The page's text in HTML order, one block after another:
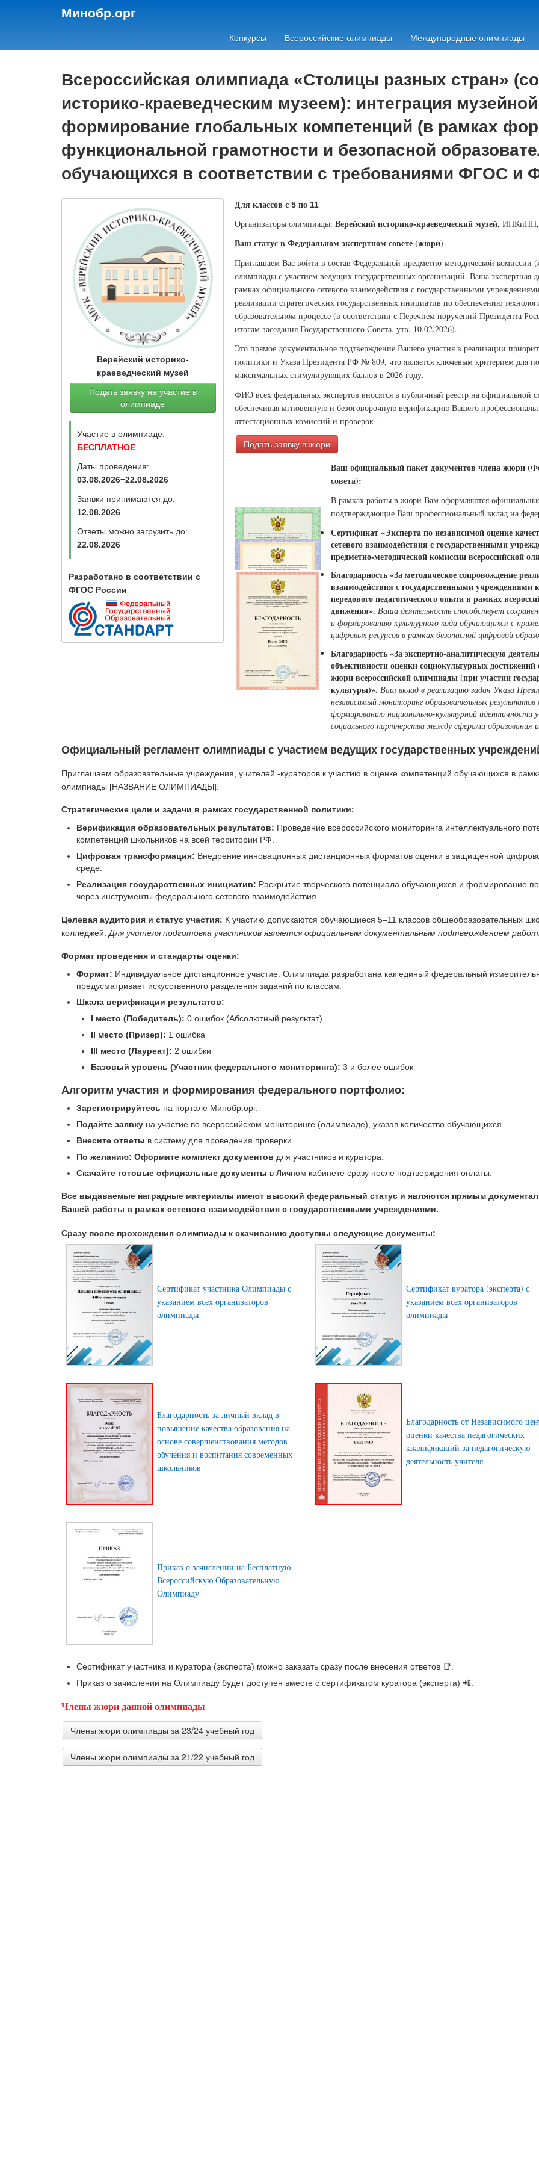
Минобр.орг
Конкурсы Всероссийские олимпиады Международные олимпиады
Всероссийская олимпиада «Столицы разных стран»
историко-краеведческим музеем): интеграция
формирование глобальных компетенций (в рамках
функциональной грамотности и безопасной
обучающихся в соответствии с требованиями ФГОС и
Верейский историко-
краеведческий музей
Подать заявку на участие в
олимпиаде
Участие в олимпиаде:
БЕСПЛАТНОЕ
Даты проведения:
03.08.2026−22.08.2026
Заявки принимаются до:
12.08.2026
Ответы можно загрузить до:
22.08.2026
Разработано в соответствии с
ФГОС России
Для классов с 5по 11
Организаторы олимпиады: Верейский историко-краеведческий музей,
Ваш статус в Федеральном экспертном совете (жюри)
Приглашаем Вас войти в состав Федеральной предметно-методической комиссии
олимпиады с участием ведущих госудасртвенных организаций. Ваша экспертная
рамках официального сетевого взаимодействия с государственными
реализации стратегических государственных инициатив по обеспечению
образовательном процессе (в соответствии с Перечнем поручений Президента
итогам заседания Государственного Совета, утв. 10.02.2026).
Это прямое документальное подтверждение Вашего участия в реализации
политики и Указа Президента РФ № 809, что является ключевым критерием для
максимальных стимулирующих баллов в 2026 году.
ФИО всех федеральных экспертов вносятся в публичный реестр на официальной
обеспечивая мгновенную и безоговорочную верификацию Вашего
аттестационных комиссий и проверок .
Подать заявку в жюри
Ваш официальный пакет документов члена жюри
совета):
В рамках работы в жюри Вам оформляются
подтверждающие Ваш профессиональный вклад на
Сертификат «Эксперта по независимой оценке
сетевого взаимодействия с государственными
предметно-методической комиссии всероссийской
Благодарность «За методическое сопровождение
взаимодействия с государственными учреждениями
передового педагогического опыта в рамках
движения». Ваша деятельность способствует
и формированию культурного кода обучающихся с
цифровых ресурсов в рамках безопасной цифровой
Благодарность «За экспертно-аналитическую
объективности оценки социокультурных
жюри всероссийской олимпиады (при участии
культуры)». Ваш вклад в реализацию задач Указа
независимый мониторинг образовательных результатов
формированию национально-культурной идентичности
социального партнерства между сферами образования
Официальный регламент олимпиады с участием ведущих государственных
Приглашаем образовательные учреждения, учителей -кураторов к участию в оценке компетенций обучающихся в
олимпиады [НАЗВАНИЕ ОЛИМПИАДЫ].
Стратегические цели и задачи в рамках государственной политики:
Верификация образовательных результатов: Проведение всероссийского мониторинга интеллектуального
компетенций школьников на всей территории РФ.
Цифровая трансформация: Внедрение инновационных дистанционных форматов оценки в защищенной
среде.
Реализация государственных инициатив: Раскрытие творческого потенциала обучающихся и формирование
через инструменты федерального сетевого взаимодействия.
Целевая аудитория и статус участия: К участию допускаются обучающиеся 5–11 классов общеобразовательных
колледжей. Для учителя подготовка участников является официальным документальным подтверждением
Формат проведения и стандарты оценки:
Формат: Индивидуальное дистанционное участие. Олимпиада разработана как единый федеральный
предусматривает искусственного разделения заданий по классам.
Шкала верификации результатов:
I место (Победитель): 0 ошибок (Абсолютный результат)
II место (Призер): 1 ошибка
III место (Лауреат): 2 ошибки
Базовый уровень (Участник федерального мониторинга): 3 и более ошибок
Алгоритм участия и формирования федерального портфолио:
Зарегистрируйтесь на портале Минобр.орг.
Подайте заявкуна участие во всероссийском мониторинге (олимпиаде), указав количество обучающихся.
Внесите ответы в систему для проведения проверки.
По желанию: Оформите комплект документов для участников и куратора.
Скачайте готовые официальные документы в Личном кабинете сразу после подтверждения оплаты.
Все выдаваемые наградные материалы имеют высокий федеральный статус и являются прямым
Вашей работы в рамках сетевого взаимодействия с государственными учреждениями.
Сразу после прохождения олимпиады к скачиванию доступны следующие документы:
Сертификат участника Олимпиады с
указанием всех организаторов
олимпиады
Сертификат куратора (эксперта) с
указанием всех организаторов
олимпиады
Благодарность за личный вклад в
повышение качества образования на
основе совершенствования методов
обучения и воспитания современных
школьников
Благодарность от Независимого
оценки качества педагогических
квалификаций за педагогическую
деятельность учителя
Приказ о зачислении на Бесплатную
Всероссийскую Образовательную
Олимпиаду
Сертификат участника и куратора (эксперта) можно заказать сразу после внесения ответов 📑.
Приказ о зачислении на Олимпиаду будет доступен вместе с сертификатом куратора (эксперта) 📲.
Члены жюри данной олимпиады
Члены жюри олимпиады за 23/24 учебный год
Махмудова Ирина Александровна
Члены жюри олимпиады за 21/22 учебный год